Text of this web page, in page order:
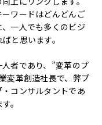
ワードはどんどんご
一人でも多くのビジ
と思います。
者であり、”変革のプ
変革創造社長で、弊プ
コンサルタントであ
。